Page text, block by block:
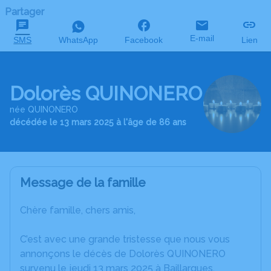
Partager
SMS WhatsApp Facebook E-mail Lien
Dolorès QUINONERO
née QUINONERO
décédée le 13 mars 2025 à l'âge de 86 ans
Message de la famille
Chère famille, chers amis,
C’est avec une grande tristesse que nous vous
annonçons le décès de Dolorès QUINONERO
survenu le jeudi 13 mars 2025 à Baillargues.